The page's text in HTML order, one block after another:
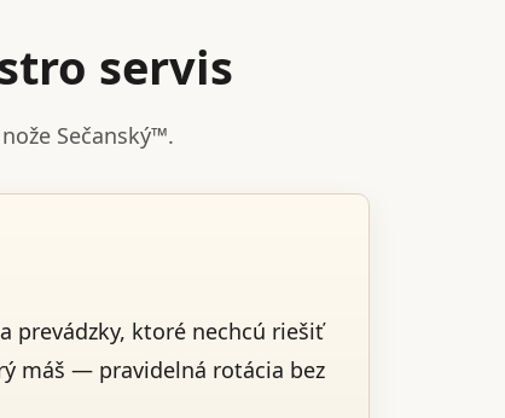
servis
Sečanský™.
prevádzky, ktoré nechcú riešiť
máš — pravidelná rotácia bez